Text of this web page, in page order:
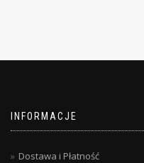
INFORMACJE
Dostawa i Płatność